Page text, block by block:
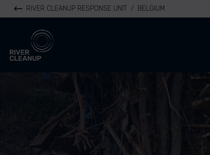
RIVER CLEANUP RESPONSE UNIT / BELGIUM
River Cleanup